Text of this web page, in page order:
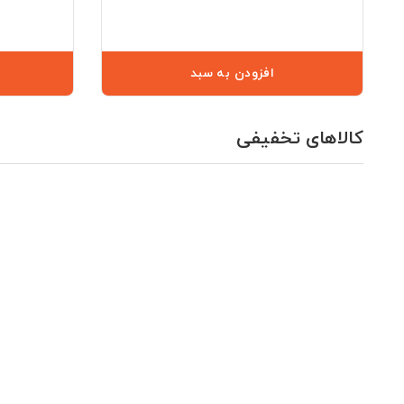
افزودن به سبد
کالاهای تخفیفی